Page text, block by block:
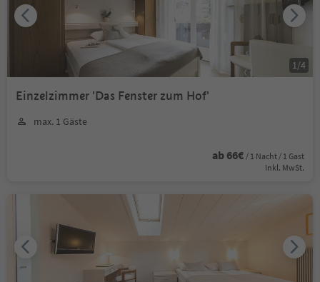
Einzelzimmer 'Das Fenster zum Hof'
max. 1 Gäste
ab 66€ / 1 Nacht / 1 Gast
Inkl. MwSt.
1 /4